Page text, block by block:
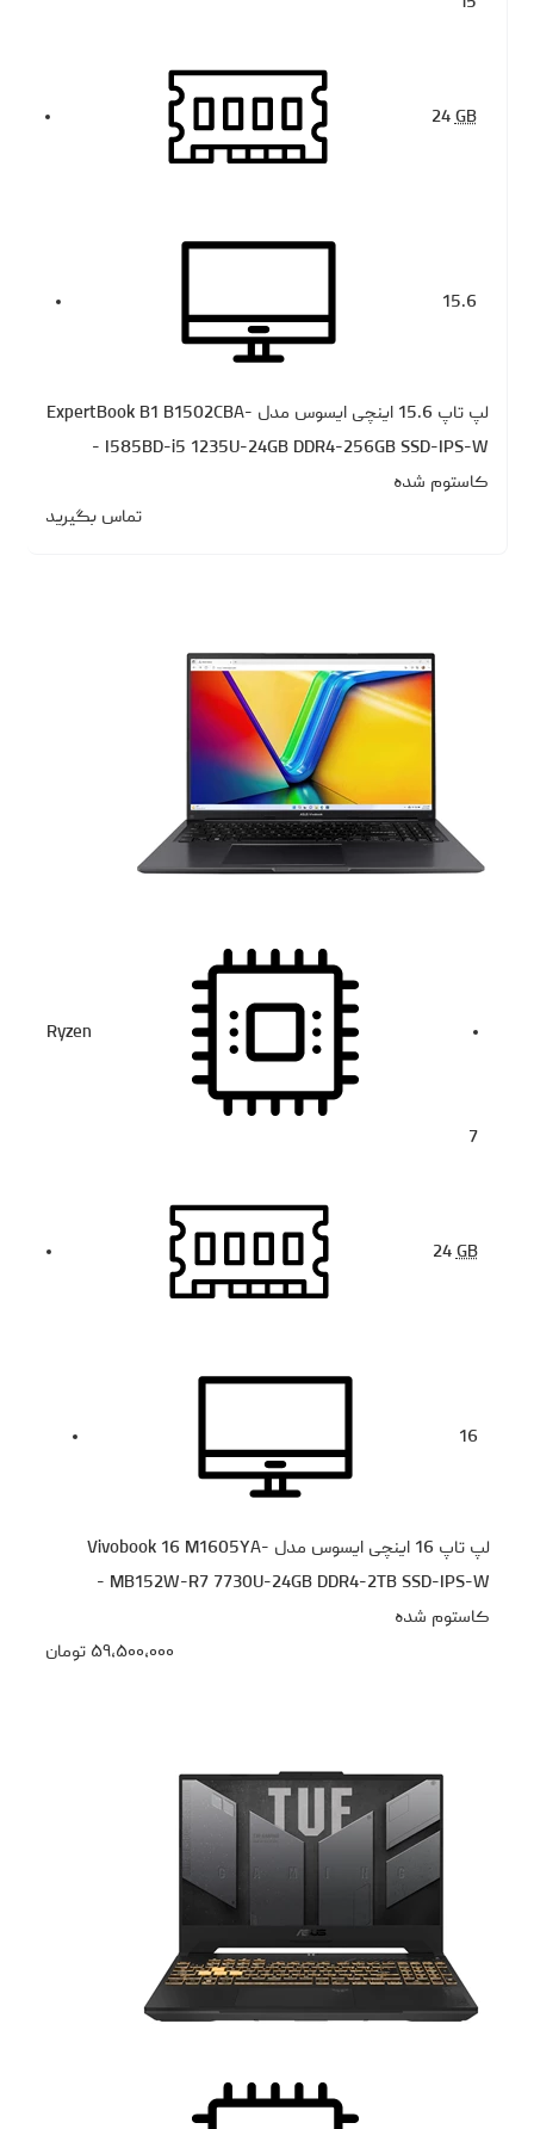
24GB
15.6
لپ تاپ 15.6 اینچی ایسوس مدل ExpertBook B1 B1502CBA-
I585BD-i5 1235U-24GB DDR4-256GB SSD-IPS-W -
کاستوم شده
تماس بگیرید
Ryzen
7
24GB
16
لپ تاپ 16 اینچی ایسوس مدل Vivobook 16 M1605YA-
MB152W-R7 7730U-24GB DDR4-2TB SSD-IPS-W -
کاستوم شده
۵۹،۵۰۰،۰۰۰ تومان